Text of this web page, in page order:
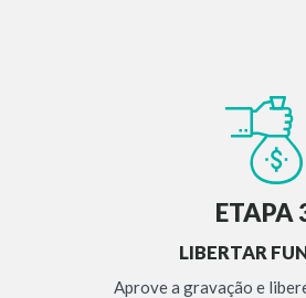
ETAPA
LIBERTAR
Aprove a gravação e